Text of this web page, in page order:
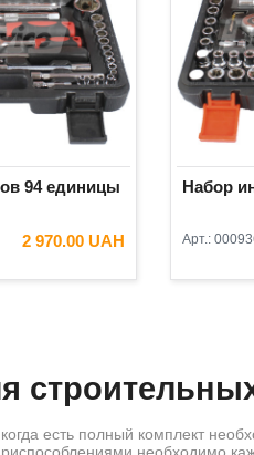
94 единицы
2 970.00 UAH
Набор
Арт.:
есть полный комплект
необходимо